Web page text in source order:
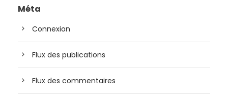
Méta
Connexion
Flux des publications
Flux des commentaires